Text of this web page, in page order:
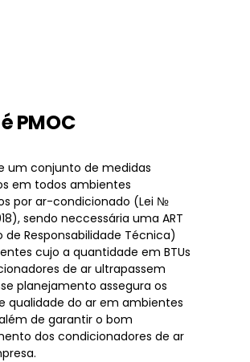
PMOC
um conjunto de medidas
em todos ambientes
por ar-condicionado (Lei №
sendo neccessária uma ART
de Responsabilidade Técnica)
cujo a quantidade em BTUs
de ar ultrapassem
planejamento assegura os
qualidade do ar em ambientes
de garantir o bom
dos condicionadores de ar